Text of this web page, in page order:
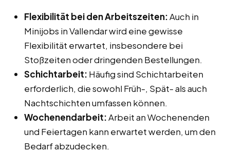
Flexibilität bei den Arbeitszeiten:Auch in
Minijobs in Vallendar wird eine gewisse
Flexibilität erwartet, insbesondere bei
Stoßzeiten oder dringenden Bestellungen.
Schichtarbeit: Häufig sind Schichtarbeiten
erforderlich, die sowohl Früh-, Spät- als auch
Nachtschichten umfassen können.
Wochenendarbeit:Arbeit an Wochenenden
und Feiertagen kann erwartet werden, um den
Bedarf abzudecken.